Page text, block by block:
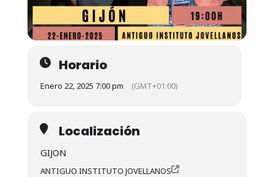
Horario
Enero 22, 2025 7:00 pm (GMT+01:00)
Localización
GIJON
ANTIGUO INSTITUTO JOVELLANOS